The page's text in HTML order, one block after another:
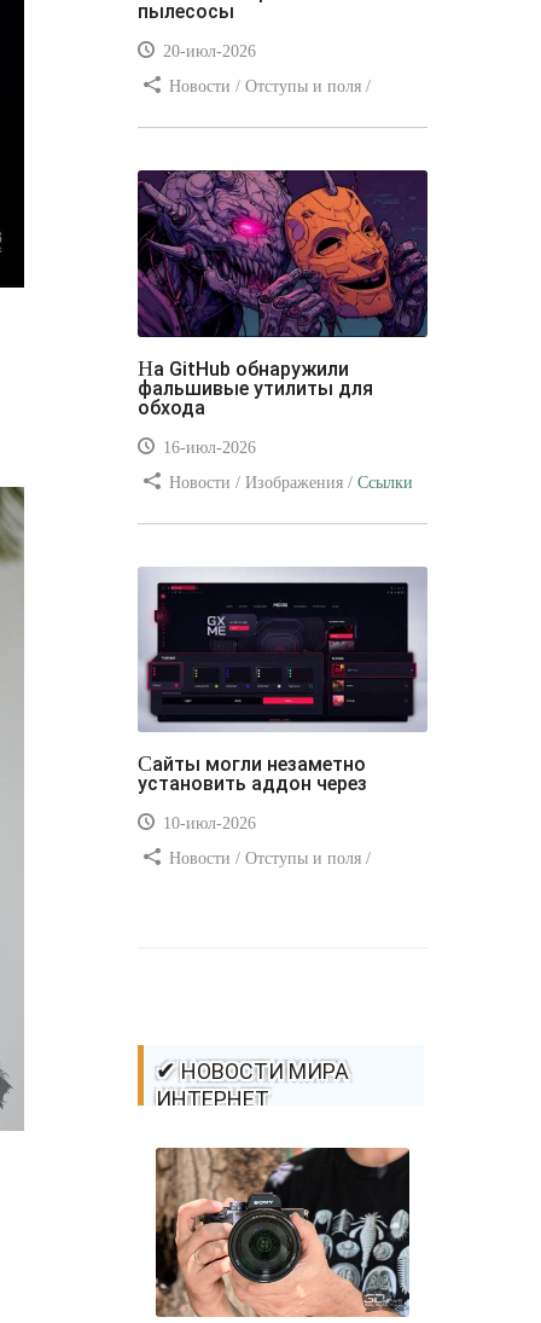
пылесосы
20-июл-2026
Новости / Отступы и поля /
/ Текст / Цвет / Видео уроки
На GitHub обнаружили
фальшивые утилиты для
обхода
16-июл-2026
Новости / Изображения / Ссылки
Сайты могли незаметно
установить аддон через
10-июл-2026
Новости / Отступы и поля /
✔ НОВОСТИ МИРА
ИНТЕРНЕТ